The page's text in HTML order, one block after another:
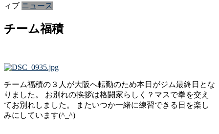
ィブ ニュース
チーム福積
チーム福積の３人が大阪へ転勤のため本日がジム最終日とな
りました。 お別れの挨拶は格闘家らしく？マスで拳を交え
てお別れしました。 またいつか一緒に練習できる日を楽し
みにしています(^_^)